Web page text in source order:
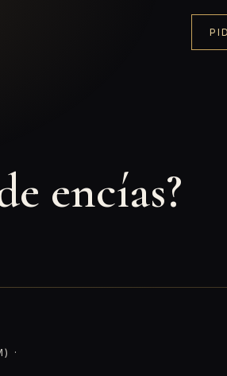
encías?
·